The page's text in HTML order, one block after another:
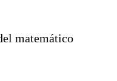
matemático